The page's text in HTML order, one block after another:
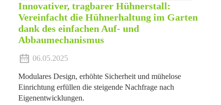
Innovativer, tragbarer Hühnerstall:
Vereinfacht die Hühnerhaltung im Garten
dank des einfachen Auf- und
Abbaumechanismus
06.05.2025
Modulares Design, erhöhte Sicherheit und mühelose
Einrichtung erfüllen die steigende Nachfrage nach
Eigenentwicklungen.